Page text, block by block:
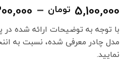
5,100,000 تومان –
با توجه به توضیحات ارائه شده
مدل چادر معرفی شده، نسبت به
نمایید.